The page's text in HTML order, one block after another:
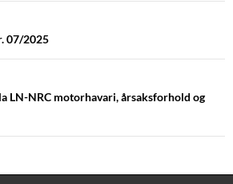
07/2025
LN-NRC motorhavari, årsaksforhold og